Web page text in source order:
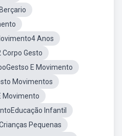
Anos
Gesto
E Movimento
Movimentos
Movimento
Infantil
Pequenas